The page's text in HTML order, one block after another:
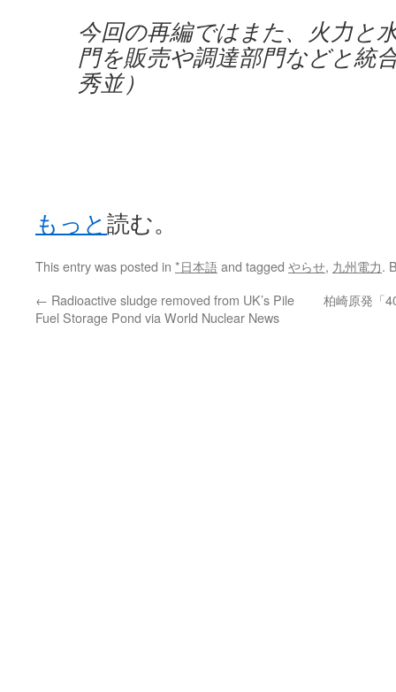
今回の再編ではまた、火力と
門を販売や調達部門などと統
秀並）
もっと読む。
This entry was posted in *日本語and tagged やらせ, 九州電力.
← Radioactive sludge removed from UK’s Pile
Fuel Storage Pond via World Nuclear News
柏崎原発「